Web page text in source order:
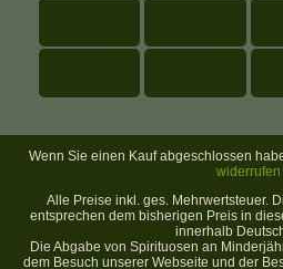
Wenn Sie einen Kauf abgeschlossen
widerrufen
Alle Preise inkl. ges. Mehrwertsteuer.
entsprechen dem bisherigen Preis in
innerhalb
Die Abgabe von Spirituosen an
dem Besuch unserer Webseite und der